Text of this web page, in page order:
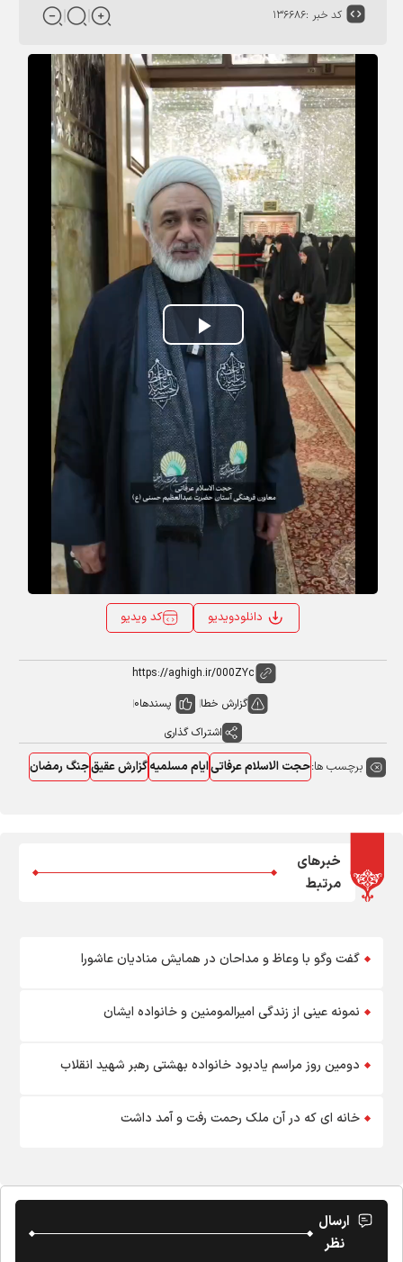
کد خبر :۱۳۶۶۸۶
Play
Video
کد ویدیو دانلودویدیو
گزارش خطا پسندها0
اشتراک گذاری
برچسب ها:حجت الاسلام عرفاتیایام مسلمیهگزارش عقیقجنگ رمضان
خبرهای
مرتبط
گفت وگو با وعاظ و مداحان در همایش منادیان عاشورا
نمونه عینی از زندگی امیرالمومنین و خانواده ایشان
دومین روز مراسم یادبود خانواده بهشتی رهبر شهید انقلاب
خانه ای که در آن ملک رحمت رفت و آمد داشت
ارسال
نظر